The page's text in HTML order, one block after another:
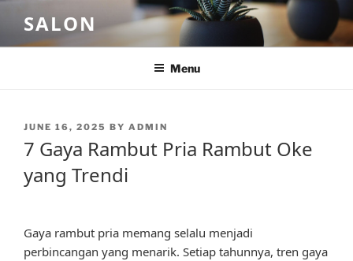
content
SALON
Menu
POSTED
JUNE 16, 2025 BY ADMIN
7 Gaya Rambut Pria Rambut Oke
yang Trendi
Gaya rambut pria memang selalu menjadi
perbincangan yang menarik. Setiap tahunnya, tren gaya